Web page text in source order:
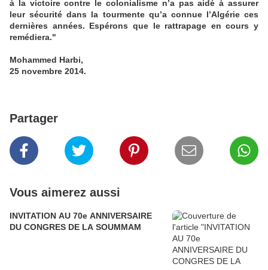
à la victoire contre le colonialisme n’a pas aidé à assurer
leur sécurité dans la tourmente qu’a connue l’Algérie ces
dernières années. Espérons que le rattrapage en cours y
remédiera."
Mohammed Harbi,
25 novembre 2014.
Partager
Vous aimerez aussi
INVITATION AU 70e ANNIVERSAIRE
DU CONGRES DE LA SOUMMAM